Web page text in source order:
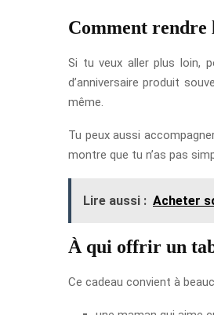
Comment rendre
Si tu veux aller plus loin,
d’anniversaire produit
même.
Tu peux aussi
montre que tu n’as pas
Lire aussi : Acheter
À qui offrir un
Ce cadeau convient à